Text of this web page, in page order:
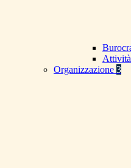
Organizzazione 3